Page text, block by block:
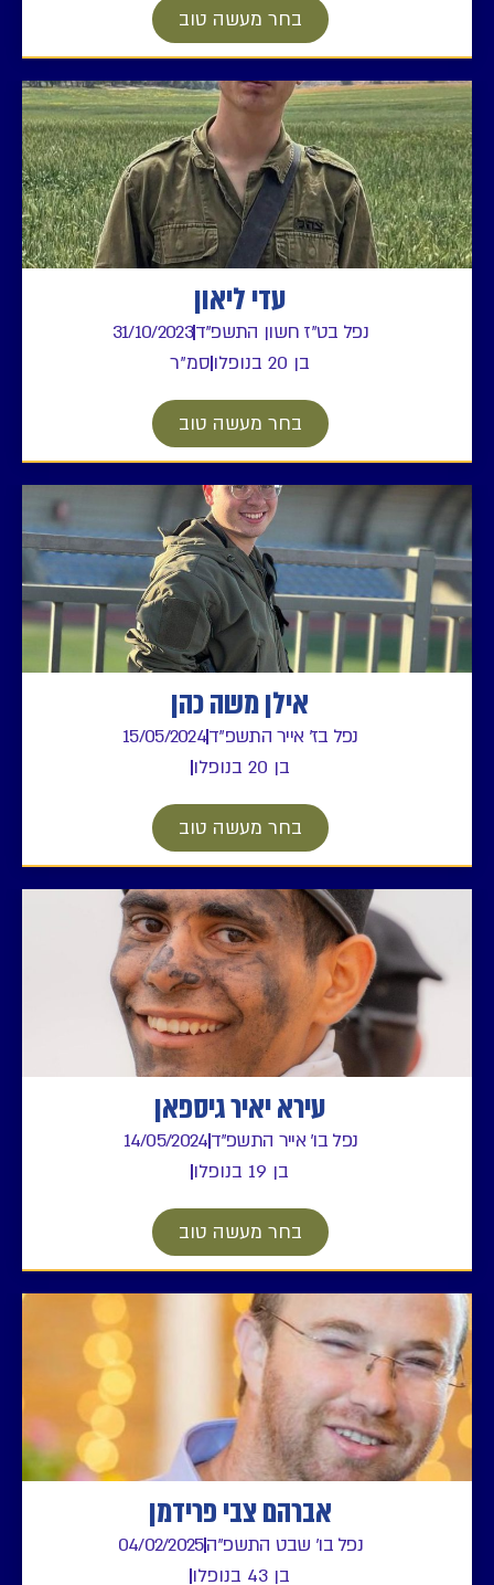
בחר מעשה טוב
עדי ליאון
נפל בט"ז חשון התשפ"ד31/10/2023
בן 20 בנופלו
סמ"ר
בחר מעשה טוב
אילן משה כהן
נפל בז' אייר התשפ"ד15/05/2024
בן 20 בנופלו
בחר מעשה טוב
עירא יאיר גיספאן
נפל בו' אייר התשפ"ד14/05/2024
בן 19 בנופלו
בחר מעשה טוב
אברהם צבי פרידמן
נפל בו' שבט התשפ"ה04/02/2025
בן 43 בנופלו